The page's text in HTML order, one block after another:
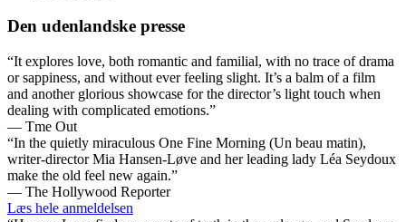
Den udenlandske presse
“It explores love, both romantic and familial, with no trace of drama
or sappiness, and without ever feeling slight. It’s a balm of a film
and another glorious showcase for the director’s light touch when
dealing with complicated emotions.”
— Tme Out
“In the quietly miraculous One Fine Morning (Un beau matin),
writer-director Mia Hansen-Løve and her leading lady Léa Seydoux
make the old feel new again.”
— The Hollywood Reporter
Læs hele anmeldelsen